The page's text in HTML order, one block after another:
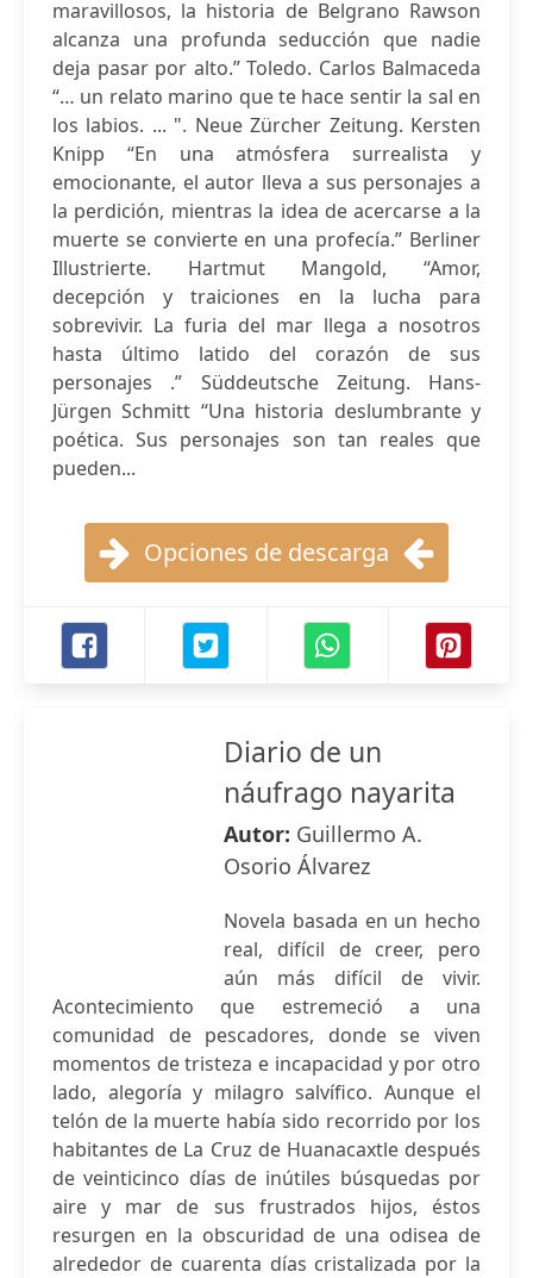
maravillosos, la historia de Belgrano Rawson
alcanza una profunda seducción que nadie
deja pasar por alto.” Toledo. Carlos Balmaceda
“… un relato marino que te hace sentir la sal en
los labios. ... ". Neue Zürcher Zeitung. Kersten
Knipp “En una atmósfera surrealista y
emocionante, el autor lleva a sus personajes a
la perdición, mientras la idea de acercarse a la
muerte se convierte en una profecía.” Berliner
Illustrierte. Hartmut Mangold, “Amor,
decepción y traiciones en la lucha para
sobrevivir. La furia del mar llega a nosotros
hasta último latido del corazón de sus
personajes .” Süddeutsche Zeitung. Hans-
Jürgen Schmitt “Una historia deslumbrante y
poética. Sus personajes son tan reales que
pueden...
Opciones de descarga
Diario de un
náufrago nayarita
Autor: Guillermo A.
Osorio Álvarez
Novela basada en un hecho
real, difícil de creer, pero
aún más difícil de vivir.
Acontecimiento que estremeció a una
comunidad de pescadores, donde se viven
momentos de tristeza e incapacidad y por otro
lado, alegoría y milagro salvífico. Aunque el
telón de la muerte había sido recorrido por los
habitantes de La Cruz de Huanacaxtle después
de veinticinco días de inútiles búsquedas por
aire y mar de sus frustrados hijos, éstos
resurgen en la obscuridad de una odisea de
alrededor de cuarenta días cristalizada por la